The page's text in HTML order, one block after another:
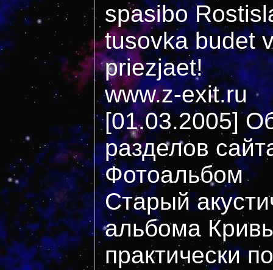
spasibo
tusovka budet
priezjaet!
www.z-exit.ru
[01.03.2005]
разделов
Фотоальбом
Старый
альбома
практически